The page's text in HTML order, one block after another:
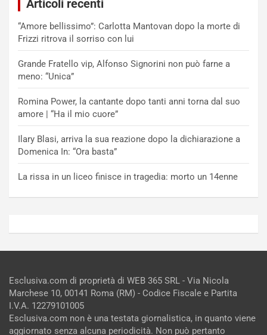
Articoli recenti
“Amore bellissimo”: Carlotta Mantovan dopo la morte di
Frizzi ritrova il sorriso con lui
Grande Fratello vip, Alfonso Signorini non può farne a
meno: “Unica”
Romina Power, la cantante dopo tanti anni torna dal suo
amore | “Ha il mio cuore”
Ilary Blasi, arriva la sua reazione dopo la dichiarazione a
Domenica In: “Ora basta”
La rissa in un liceo finisce in tragedia: morto un 14enne
Esclusiva.com di proprietà di WEB 365 SRL - Via Nicola
Marchese 10, 00141 Roma (RM) - Codice Fiscale e Partita
I.V.A. 12279101005
Esclusiva.com non è una testata giornalistica, in quanto viene
aggiornato senza alcuna periodicità. Non può pertanto